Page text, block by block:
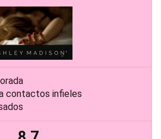
contactos infieles